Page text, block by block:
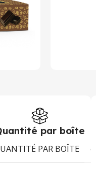
par boîte
PAR BOÎTE 6